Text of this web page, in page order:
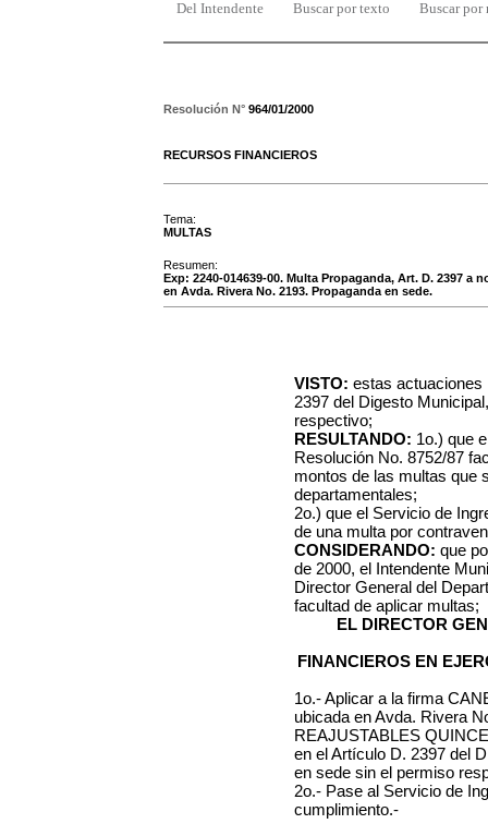
Del Intendente Buscar por texto Buscar por
Resolución N° 964/01/2000
RECURSOS FINANCIEROS
Tema:
MULTAS
Resumen:
Exp: 2240-014639-00. Multa Propaganda, Art. D. 2397 a
en Avda. Rivera No. 2193. Propaganda en sede.
VISTO: estas actuaciones
2397 del Digesto
respectivo;
RESULTANDO: 1o.) que
Resolución No. 8752/87
montos de las multas que
departamentales;
2o.) que el Servicio de
de una multa por
CONSIDERANDO: que
de 2000, el Intendente
Director General del
facultad de aplicar multas;
EL DIRECTOR
FINANCIEROS EN
1o.- Aplicar a la firma
ubicada enAvda. Rivera
REAJUSTABLES
en el Artículo D. 2397 del
en sede sin el permiso
2o.- Pase al Servicio de
cumplimiento.-